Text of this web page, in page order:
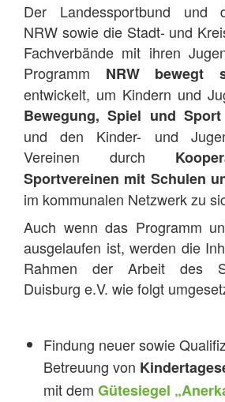
Der Landessportbund und
NRW sowie die Stadt- und
Fachverbände mit ihren
Programm NRW bewegt
entwickelt, um Kindern und
Bewegung, Spiel und Sport
und den Kinder- und
Vereinen durch
Sportvereinen mit Schulen
im kommunalen Netzwerk zu
Auch wenn das Programm
ausgelaufen ist, werden die
Rahmen der Arbeit des
Duisburg e.V. wie folgt
Findung neuer sowie
Betreuung von
mit dem Gütesiegel